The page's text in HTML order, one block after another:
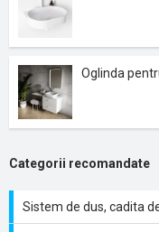
Oglinda
Categorii recomandate
Sistem de dus, cadita